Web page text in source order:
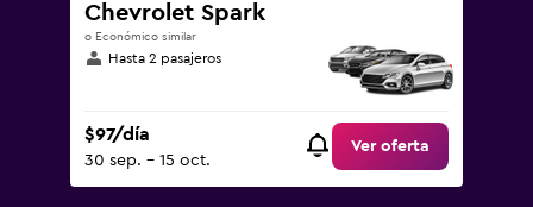
Chevrolet Spark
o Económico similar
Hasta 2 pasajeros
$97/día
30 sep. - 15 oct.
Ver oferta